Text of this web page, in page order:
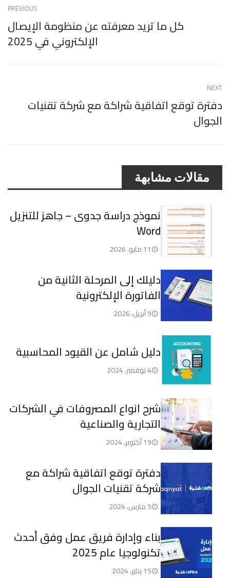
PREVIOUS
كل ما تريد معرفته عن منظومة الإيصال
الإلكتروني في 2025
NEXT
دفترة توقع اتفاقية شراكة مع شركة تقنيات
الجوال
مقالات مشابهة
نموذج دراسة جدوى – جاهز للتنزيل
Word
11 مايو، 2026
دليلك إلى المرحلة الثانية من
الفاتورة الإلكترونية
9 أبريل، 2026
دليل شامل عن القيود المحاسبية
4 نوفمبر، 2024
شرح انواع المصروفات في الشركات
التجارية والصناعية
19 أكتوبر، 2024
دفترة توقع اتفاقية شراكة مع
شركة تقنيات الجوال
5 مارس، 2024
بناء وإدارة فريق عمل وفق أحدث
تكنولوجيا عام 2025
15 يناير، 2024